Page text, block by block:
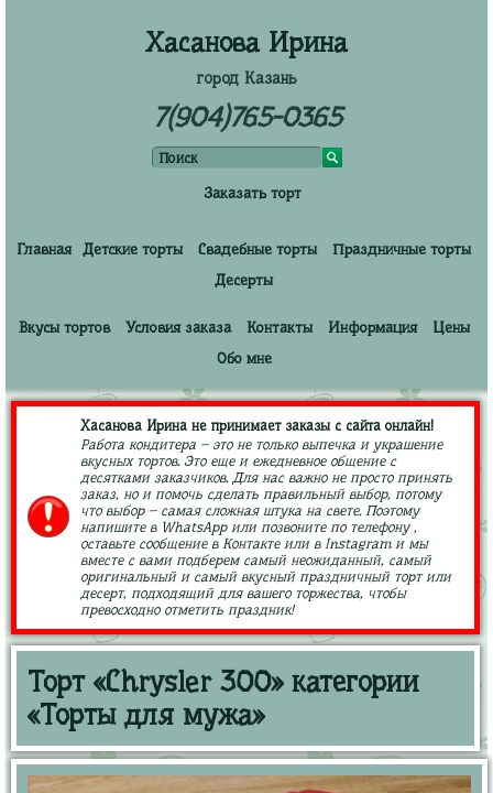
Хасанова Ирина
город Казань
7(904)765-0365
Заказать торт
Главная Детские торты Свадебные торты
Праздничные торты
Десерты
Вкусы тортов Условия заказа Контакты Информация
Цены
Обо мне
Хасанова Ирина не принимает заказы с сайта онлайн!
Работа кондитера – это не только выпечка и украшение
вкусных тортов. Это еще и ежедневное общение с
десятками заказчиков. Для нас важно не просто принять
заказ, но и помочь сделать правильный выбор, потому
что выбор – самая сложная штука на свете. Поэтому
напишите в WhatsApp или позвоните по телефону ,
оставьте сообщение в Контакте или в Instagram и мы
вместе с вами подберем самый неожиданный, самый
оригинальный и самый вкусный праздничный торт или
десерт, подходящий для вашего торжества, чтобы
превосходно отметить праздник!
Торт «Chrysler 300» категории
«Торты для мужа»